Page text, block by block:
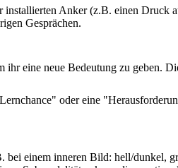
installierten Anker (z.B. einen Druck
Gesprächen.
ihr eine neue Bedeutung zu geben.
oder eine
bei einem inneren Bild: hell/dunkel,